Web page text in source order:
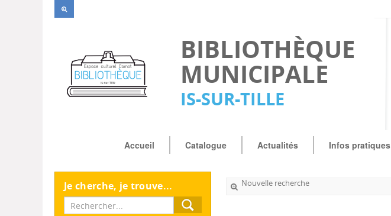
BIBLIOTHÈQUE
MUNICIPALE
IS-SUR-TILLE
Accueil Catalogue Actualités Infos pratiques
Je cherche, je trouve... Nouvelle recherche